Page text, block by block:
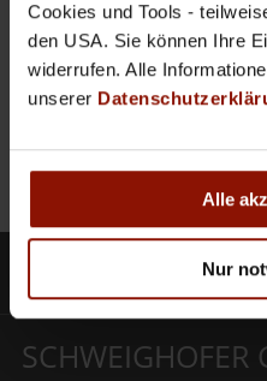
Cookies und Tools -
den USA. Sie können Ihre
widerrufen. Alle
unserer
Alle
Nur
Harbalik OG
All around the Car
Untere Hauptstraße
2291 Lassee
SCHWEIGHOFER